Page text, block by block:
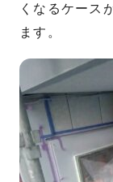
くなるケース
ます。